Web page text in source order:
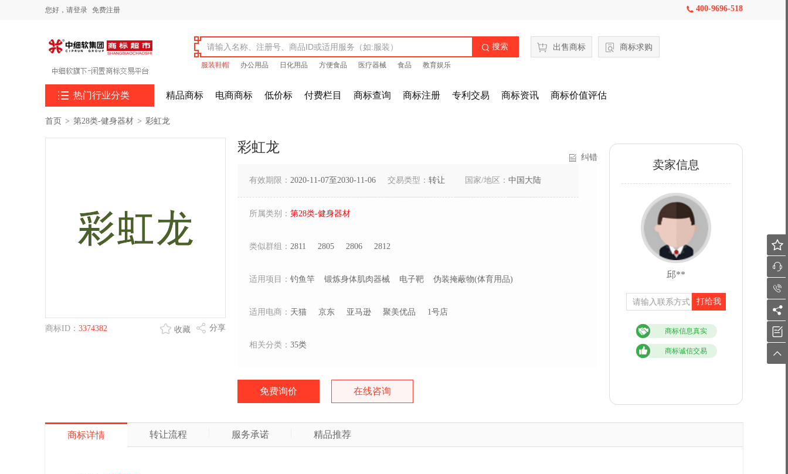
您好， 请登录 免费注册  400-9696-518
 搜索
服装鞋帽 办公用品 日化用品 方便食品 医疗器械 食品 教育娱乐
出售商标 商标求购
 热门行业分类 精品商标 电商商标 低价标 付费栏目 商标查询 商标注册 专利交易 商标资讯 商标价值评估
首页 > 第28类-健身器材 > 彩虹龙
商标ID： 3374382 分享
收藏
彩虹龙
纠错
有效期限： 2020-11-07至2030-11-06 交易类型： 转让 国家/地区： 中国大陆
所属类别： 第28类-健身器材
类似群组： 2811 2805 2806 2812
适用项目： 钓鱼竿 锻炼身体肌肉器械 电子靶 伪装掩蔽物(体育用品)
适用电商： 天猫 京东 亚马逊 聚美优品 1号店
相关分类： 35类
免费询价 在线咨询
卖家信息
邱**
打给我
商标信息真实
商标诚信交易
商标详情 转让流程 服务承诺 精品推荐





